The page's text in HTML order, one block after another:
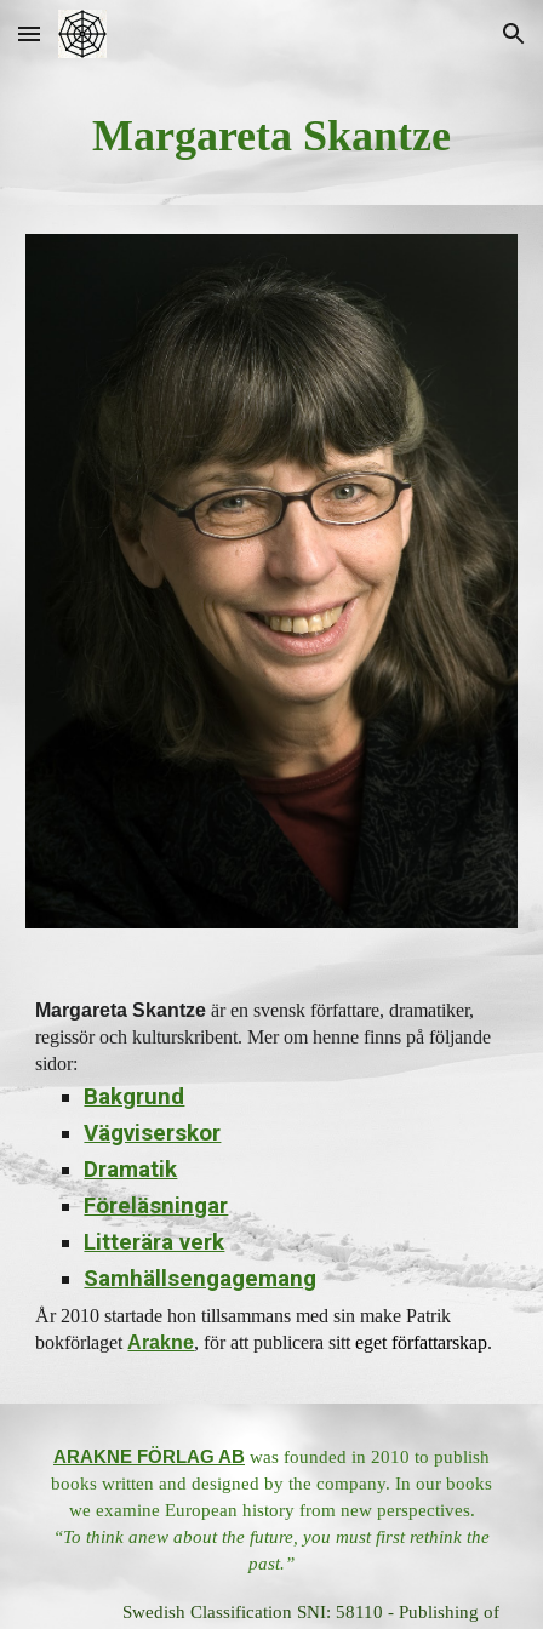
Skip to main content Skip to navigation
Margareta Skantze
Margareta Skantze är ensvensk författare,dramatiker,
regissöroch kulturskribent.Mer om henne finns på följande
sidor:
Bakgrund
Vägviserskor
Dramatik
Föreläsningar
Litterära verk
Samhällsengagemang
År 2010 startade hon tillsammans med sin make Patrik
bokförlaget Arakne,föratt publicera sitteget författarskap.
ARAKNE FÖRLAG AB was founded in 2010 to publish
books written and designed by the company. In our books
we examine European history from new perspectives.
“To think anew about the future, you must first rethink the
past.”
Swedish Classification SNI: 58110 - Publishing of